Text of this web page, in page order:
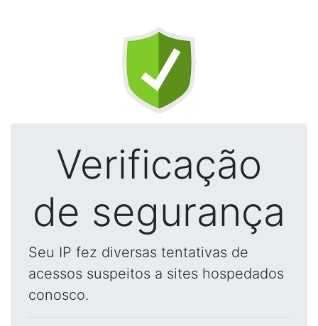
Verificação
de segurança
Seu IP fez diversas tentativas de
acessos suspeitos a sites hospedados
conosco.